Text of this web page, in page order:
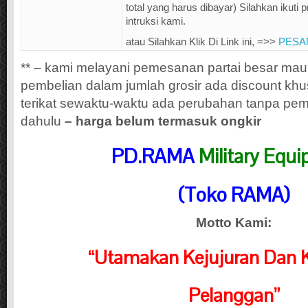
total yang harus dibayar) Silahkan ikuti
intruksi kami.
atau Silahkan Klik Di Link ini, =>>
** – kami melayani pemesanan partai besar
pembelian dalam jumlah grosir ada discount
terikat sewaktu-waktu ada perubahan tanpa
dahulu – harga belum termasuk ongkir
PD.RAMAMilitary
(Toko RAMA)
Motto Kami:
“Utamakan Kejujuran Dan
Pelanggan”